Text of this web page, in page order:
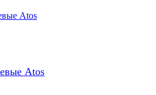
Atos